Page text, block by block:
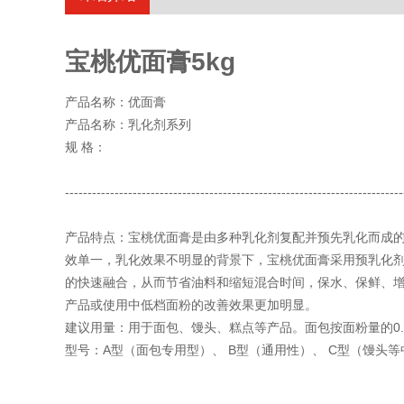
宝桃优面膏5kg
产品名称：优面膏
产品名称：乳化剂系列
规 格：
产品特点：宝桃优面膏是由多种乳化剂复配并预先乳化而成
效单一，乳化效果不明显的背景下，宝桃优面膏采用预乳化
的快速融合，从而节省油料和缩短混合时间，保水、保鲜、
产品或使用中低档面粉的改善效果更加明显。
建议用量：用于面包、馒头、糕点等产品。面包按面粉量
型号：A型（面包专用型）、 B型（通用性）、 C型（馒头